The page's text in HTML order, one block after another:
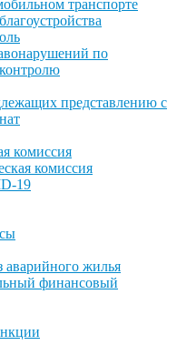
транспорте
по
представлению с
комиссия
комиссия
19
аварийного жилья
финансовый